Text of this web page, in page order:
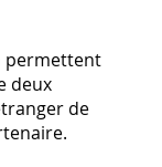
permettent
deux
de